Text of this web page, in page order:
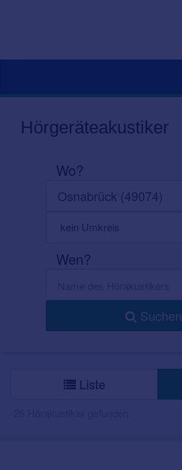
Hörgeräteakustiker
Wo?
Wen?
Suchen
Liste